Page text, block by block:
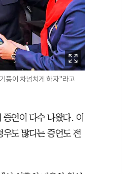
풍이 차넘치게 하자"라고
언이 다수 나왔다. 이
도 많다는 증언도 전